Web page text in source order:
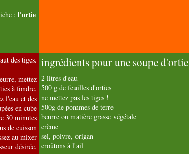
: l'ortie
des tiges.
mettez
à fondre.
l'eau et des
en cube
30 minutes
de cuisson
au mixer
désirée.
ingrédients pour une soupe d'ortie
2 litres d'eau
500 g de feuilles d'orties
ne mettez pas les tiges !
500g de pommes de terre
beurre ou matière grasse végétale
crème
sel, poivre, origan
croûtons à l'ail